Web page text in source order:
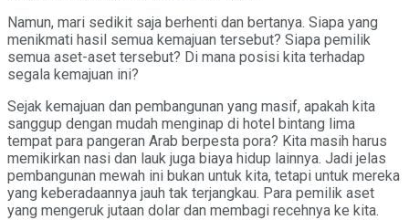
Namun, mari sedikit saja berhenti dan bertanya. Siapa yang
menikmati hasil semua kemajuan tersebut? Siapa pemilik
semua aset-aset tersebut? Di mana posisi kita terhadap
segala kemajuan ini?
Sejak kemajuan dan pembangunan yang masif, apakah kita
sanggup dengan mudah menginap di hotel bintang lima
tempat para pangeran Arab berpesta pora? Kita masih harus
memikirkan nasi dan lauk juga biaya hidup lainnya. Jadi jelas
pembangunan mewah ini bukan untuk kita, tetapi untuk mereka
yang keberadaannya jauh tak terjangkau. Para pemilik aset
yang mengeruk jutaan dolar dan membagi recehnya ke kita.